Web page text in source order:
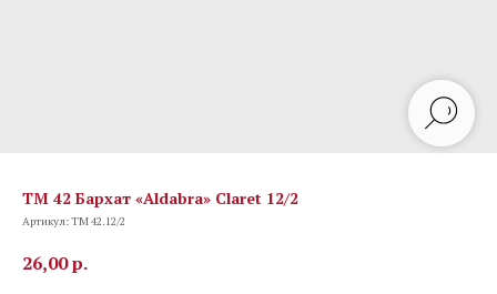
TM 42 Бархат «Aldabra» Claret 12/2
Артикул:TM 42.12/2
26,00р.